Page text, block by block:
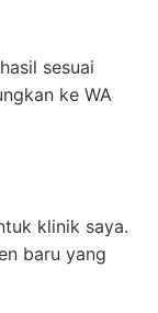
sesuai
ke WA
klinik saya.
baru yang